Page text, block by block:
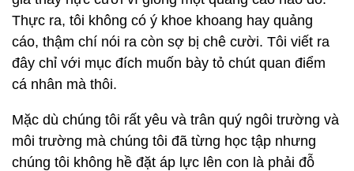
Thực ra, tôi không có ý khoe khoang hay quảng
cáo, thậm chí nói ra còn sợ bị chê cười. Tôi viết ra
đây chỉ với mục đích muốn bày tỏ chút quan điểm
cá nhân mà thôi.
Mặc dù chúng tôi rất yêu và trân quý ngôi trường và
môi trường mà chúng tôi đã từng học tập nhưng
chúng tôi không hề đặt áp lực lên con là phải đỗ